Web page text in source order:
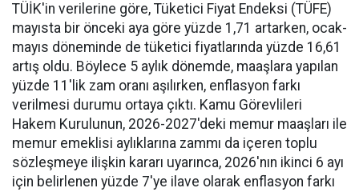
TÜİK'in verilerine göre, Tüketici Fiyat Endeksi (TÜFE)
mayısta bir önceki aya göre yüzde 1,71 artarken, ocak-
mayıs döneminde de tüketici fiyatlarında yüzde 16,61
artış oldu. Böylece 5 aylık dönemde, maaşlara yapılan
yüzde 11'lik zam oranı aşılırken, enflasyon farkı
verilmesi durumu ortaya çıktı. Kamu Görevlileri
Hakem Kurulunun, 2026-2027'deki memur maaşları ile
memur emeklisi aylıklarına zammı da içeren toplu
sözleşmeye ilişkin kararı uyarınca, 2026'nın ikinci 6 ayı
için belirlenen yüzde 7'ye ilave olarak enflasyon farkı